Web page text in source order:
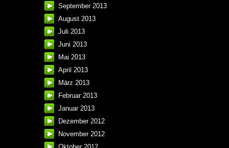
September 2013
August 2013
Juli 2013
Juni 2013
Mai 2013
April 2013
März 2013
Februar 2013
Januar 2013
Dezember 2012
November 2012